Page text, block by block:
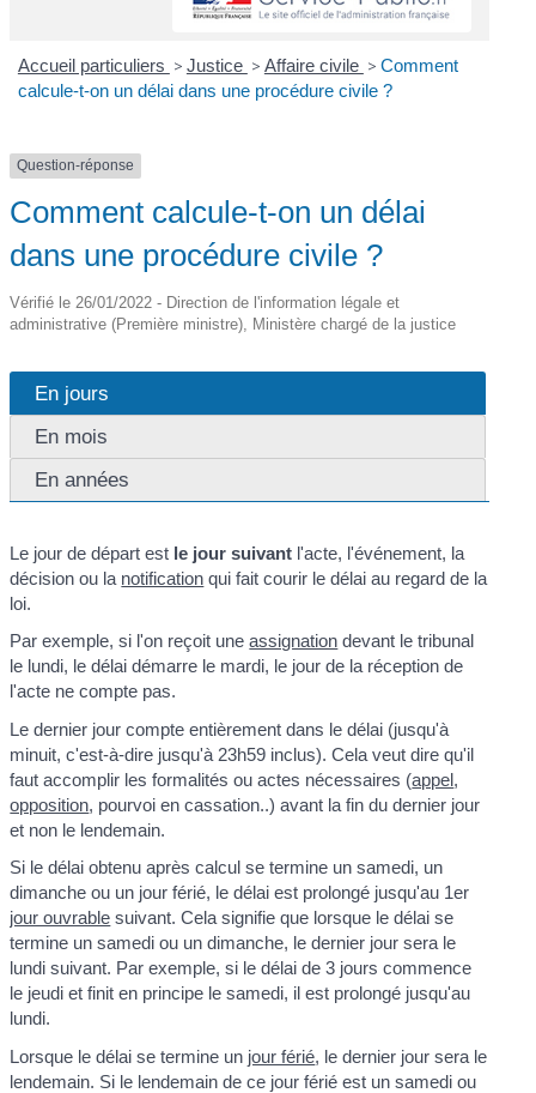
Accueil particuliers > Justice > Affaire civile > Comment
calcule-t-on un délai dans une procédure civile ?
Question-réponse
Comment calcule-t-on un délai
dans une procédure civile ?
Vérifié le 26/01/2022 - Direction de l'information légale et
administrative (Première ministre), Ministère chargé de la justice
En jours
En mois
En années
Le jour de départ est le jour suivant l'acte, l'événement, la
décision ou la notification qui fait courir le délai au regard de la
loi.
Par exemple, si l'on reçoit uneassignation devant le tribunal
le lundi, le délai démarre le mardi, le jour de la réception de
l'acte ne compte pas.
Le dernier jour compte entièrement dans le délai (jusqu'à
minuit, c'est-à-dire jusqu'à 23h59 inclus). Cela veut dire qu'il
faut accomplir les formalités ou actes nécessaires (appel,
opposition, pourvoi en cassation..) avant la fin du dernier jour
et non le lendemain.
Si le délai obtenu après calcul se termine un samedi, un
dimanche ou un jour férié, le délai est prolongé jusqu'au 1er
jour ouvrable suivant. Cela signifie que lorsque le délai se
termine un samedi ou un dimanche, le dernier jour sera le
lundi suivant. Par exemple, si le délai de 3 jours commence
le jeudi et finit en principe le samedi, il est prolongé jusqu'au
lundi.
Lorsque le délai se termine un jour férié, le dernier jour sera le
lendemain. Si le lendemain de ce jour férié est un samedi ou